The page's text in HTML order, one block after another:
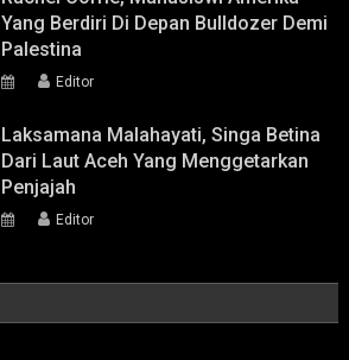
Yang Berdiri Di Depan Bulldozer Demi
Palestina
Editor
Laksamana Malahayati, Singa Betina
Dari Laut Aceh Yang Menggetarkan
Penjajah
Editor